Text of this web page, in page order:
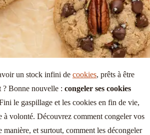
un stock infini de cookies, prêts à être
? Bonne nouvelle : congeler ses cookies
le gaspillage et les cookies en fin de vie,
à volonté. Découvrez comment congeler vos
manière, et surtout, comment les décongeler